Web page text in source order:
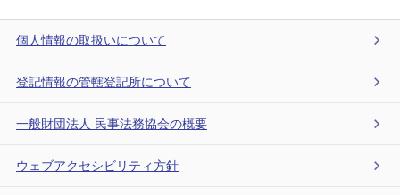
個人情報の取扱いについて
登記情報の管轄登記所について
一般財団法人 民事法務協会の概要
ウェブアクセシビリティ方針